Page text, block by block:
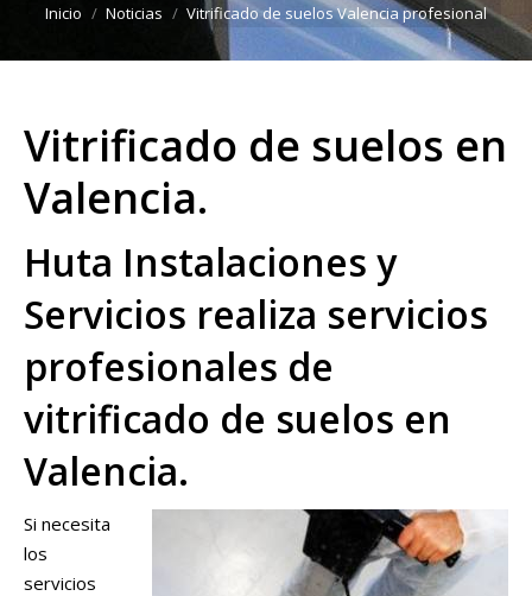
Inicio Noticias Vitrificado de suelos Valencia profesional
Vitrificado de suelos en
Valencia.
Huta Instalaciones y
Servicios realiza servicios
profesionales de
vitrificado de suelos en
Valencia.
Si necesita
los
servicios